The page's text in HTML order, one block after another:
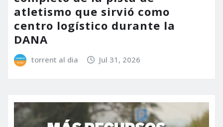
atletismo que sirvió como
centro logístico durante la
DANA
torrent al dia Jul 31, 2026